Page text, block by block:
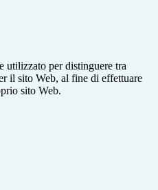
utilizzato per distinguere tra
il sito Web, al fine di effettuare
sito Web.